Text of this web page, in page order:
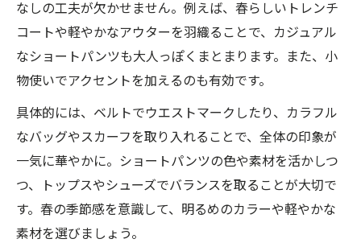
なしの工夫が欠かせません。例えば、春らしいトレンチ
コートや軽やかなアウターを羽織ることで、カジュアル
なショートパンツも大人っぽくまとまります。また、小
物使いでアクセントを加えるのも有効です。
具体的には、ベルトでウエストマークしたり、カラフル
なバッグやスカーフを取り入れることで、全体の印象が
一気に華やかに。ショートパンツの色や素材を活かしつ
つ、トップスやシューズでバランスを取ることが大切で
す。春の季節感を意識して、明るめのカラーや軽やかな
素材を選びましょう。